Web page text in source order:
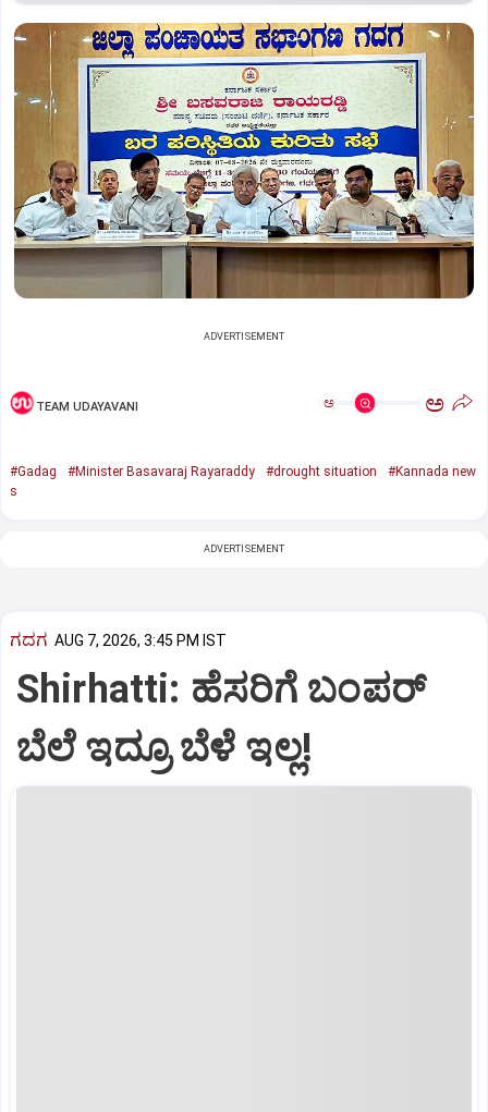
ADVERTISEMENT
TEAM UDAYAVANI ಅ ಅ
#Gadag #Minister Basavaraj Rayaraddy #drought situation
#Kannada new
s
ADVERTISEMENT
ಗದಗ AUG 7, 2026, 3:45 PM IST
Shirhatti: ಹೆಸರಿಗೆ ಬಂಪರ್
ಬೆಲೆ ಇದ್ರೂ ಬೆಳೆ ಇಲ್ಲ!